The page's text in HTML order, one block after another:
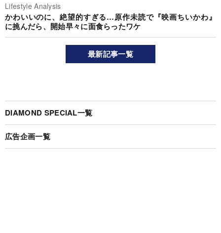
Lifestyle Analysis
かわいいのに、絶望的すぎる…原作未読で『映画ちいかわ』
に挑んだら、開始早々に面食らったワケ
最新記事一覧
DIAMOND SPECIAL一覧
広告企画一覧